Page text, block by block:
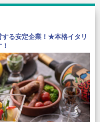
する安定企業！★本格イタリ